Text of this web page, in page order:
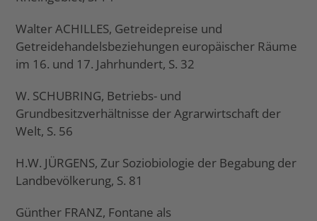
Walter ACHILLES, Getreidepreise und
Getreidehandelsbeziehungen europäischer Räume
im 16. und 17. Jahrhundert, S. 32
W. SCHUBRING, Betriebs- und
Grundbesitzverhältnisse der Agrarwirtschaft der
Welt, S. 56
H.W. JÜRGENS, Zur Soziobiologie der Begabung der
Landbevölkerung, S. 81
Günther FRANZ, Fontane als